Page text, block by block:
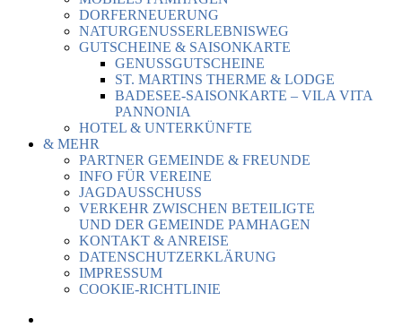
DORFERNEUERUNG
NATURGENUSSERLEBNISWEG
GUTSCHEINE & SAISONKARTE
GENUSSGUTSCHEINE
ST. MARTINS THERME & LODGE
BADESEE-SAISONKARTE – VILA VITA
PANNONIA
HOTEL & UNTERKÜNFTE
& MEHR
PARTNER GEMEINDE & FREUNDE
INFO FÜR VEREINE
JAGDAUSSCHUSS
VERKEHR ZWISCHEN BETEILIGTE
UND DER GEMEINDE PAMHAGEN
KONTAKT & ANREISE
DATENSCHUTZERKLÄRUNG
IMPRESSUM
COOKIE-RICHTLINIE